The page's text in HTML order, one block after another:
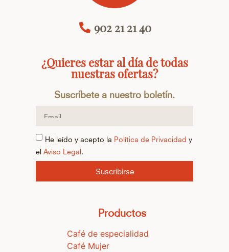
902 21 21 40
¿Quieres estar al día de todas
nuestras ofertas?
Suscríbete a nuestro boletín.
He leído y acepto la Política de Privacidad y
el Aviso Legal
Suscribirse
Productos
Café de especialidad
Café Mujer